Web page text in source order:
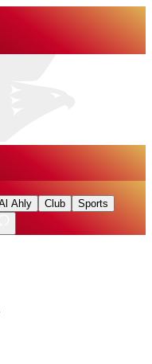
Ahly Club
Sports